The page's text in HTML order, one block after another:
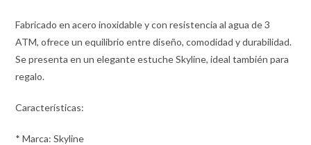
Fabricado en acero inoxidable y con resistencia al agua de 3
ATM, ofrece un equilibrio entre diseño, comodidad y durabilidad.
Se presenta en un elegante estuche Skyline, ideal también para
regalo.
Características:
* Marca: Skyline